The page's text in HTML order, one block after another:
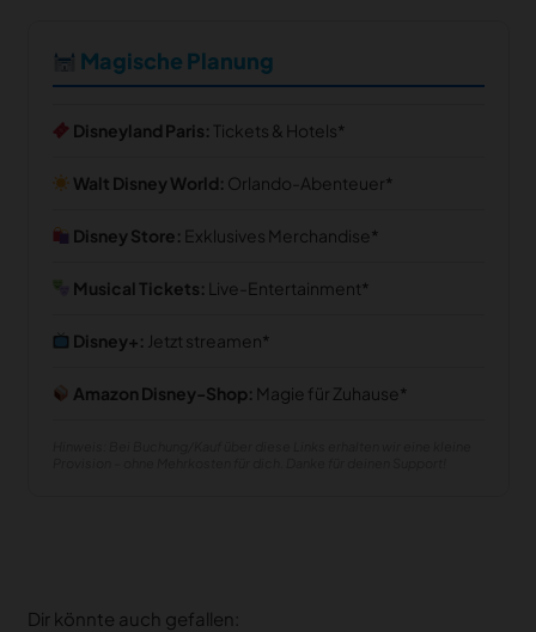
Magische Planung
Disneyland Paris: Tickets & Hotels
Walt Disney World: Orlando-Abenteuer
Disney Store: Exklusives Merchandise
Musical Tickets: Live-Entertainment
Disney+: Jetzt streamen
Amazon Disney-Shop: Magie für Zuhause
Dir könnte auch gefallen: